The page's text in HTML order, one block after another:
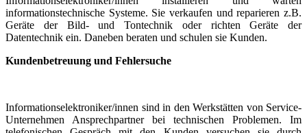
informationstechnische Systeme. Sie verkaufen und reparieren z.B.
Geräte der Bild- und Tontechnik oder richten Geräte der
Datentechnik ein. Daneben beraten und schulen sie Kunden.
Kundenbetreuung und Fehlersuche
Informationselektroniker/innen sind in den Werkstätten von Service-
Unternehmen Ansprechpartner bei technischen Problemen. Im